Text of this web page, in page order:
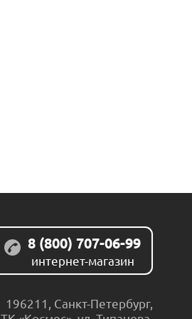
8 (800) 707-06-99
интернет-магазин
196211 Санкт-Петербург,